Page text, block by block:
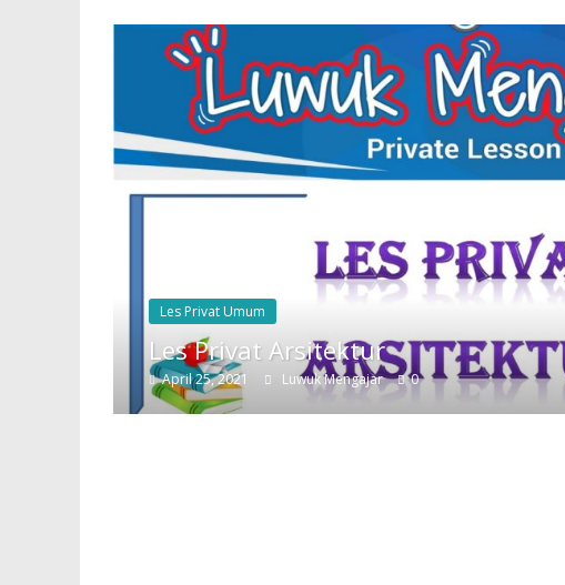
Les Privat Umum
Les Privat Arsitektur
April 25, 2021 Luwuk Mengajar 0